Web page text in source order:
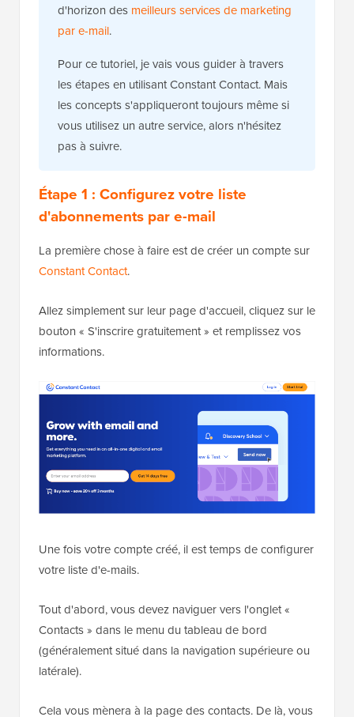
d'horizon des meilleurs services de marketing
par e-mail.
Pour ce tutoriel, je vais vous guider à travers
les étapes en utilisant Constant Contact. Mais
les concepts s'appliqueront toujours même si
vous utilisez un autre service, alors n'hésitez
pas à suivre.
Étape 1 : Configurez votre liste
d'abonnements par e-mail
La première chose à faire est de créer un compte sur
Constant Contact.
Allez simplement sur leur page d'accueil, cliquez sur le
bouton « S'inscrire gratuitement » et remplissez vos
informations.
Une fois votre compte créé, il est temps de configurer
votre liste d'e-mails.
Tout d'abord, vous devez naviguer vers l'onglet «
Contacts » dans le menu du tableau de bord
(généralement situé dans la navigation supérieure ou
latérale).
Cela vous mènera à la page des contacts. De là, vous